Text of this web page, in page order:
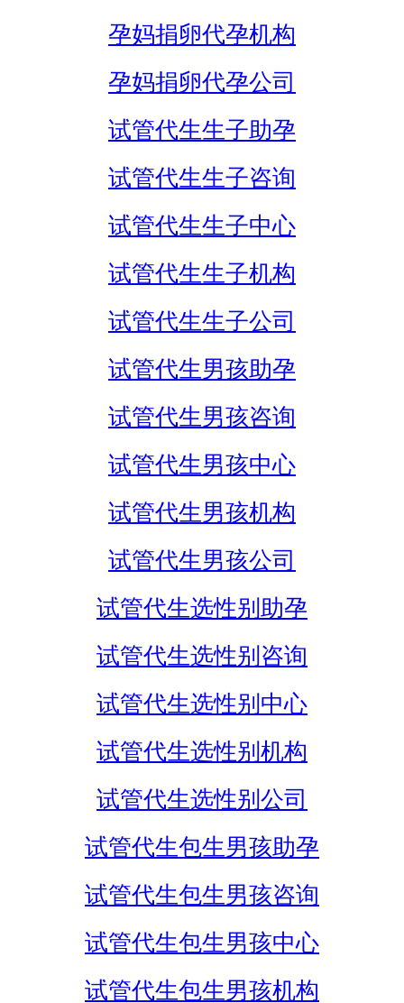
孕妈捐卵代孕机构
孕妈捐卵代孕公司
试管代生生子助孕
试管代生生子咨询
试管代生生子中心
试管代生生子机构
试管代生生子公司
试管代生男孩助孕
试管代生男孩咨询
试管代生男孩中心
试管代生男孩机构
试管代生男孩公司
试管代生选性别助孕
试管代生选性别咨询
试管代生选性别中心
试管代生选性别机构
试管代生选性别公司
试管代生包生男孩助孕
试管代生包生男孩咨询
试管代生包生男孩中心
试管代生包生男孩机构